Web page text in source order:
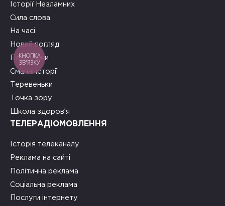
Історії Незламних
Сила слова
На часі
Новий погляд
Подружки
Смачні історії
Теревеньки
Точка зору
Школа здоров’я
ТЕЛЕРАДІОМОВЛЕННЯ
Історія телеканалу
Реклама на сайті
Політична реклама
Соціальна реклама
Послуги інтернету
КНОПКА
ЗВ'ЯЗКУ